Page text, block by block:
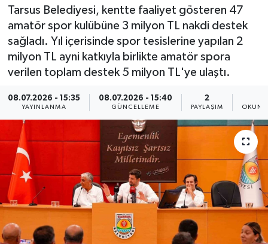
Tarsus Belediyesi, kentte faaliyet gösteren 47
amatör spor kulübüne 3 milyon TL nakdi destek
sağladı. Yıl içerisinde spor tesislerine yapılan 2
milyon TL ayni katkıyla birlikte amatör spora
verilen toplam destek 5 milyon TL'ye ulaştı.
08.07.2026 - 15:35
YAYINLANMA
08.07.2026 - 15:40
GÜNCELLEME
2
PAYLAŞIM
Resmi İlan
Sağlık
Siyaset
Spor
Yaşam